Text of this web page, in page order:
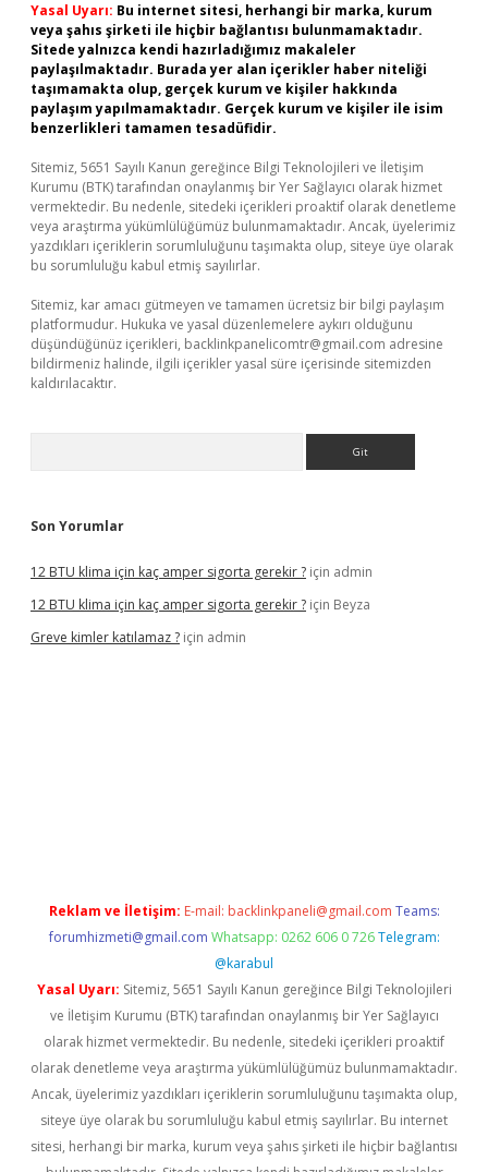
Yasal Uyarı: Bu internet sitesi, herhangi bir marka, kurum
veya şahıs şirketi ile hiçbir bağlantısı bulunmamaktadır.
Sitede yalnızca kendi hazırladığımız makaleler
paylaşılmaktadır. Burada yer alan içerikler haber niteliği
taşımamakta olup, gerçek kurum ve kişiler hakkında
paylaşım yapılmamaktadır. Gerçek kurum ve kişiler ile isim
benzerlikleri tamamen tesadüfidir.
Sitemiz, 5651 Sayılı Kanun gereğince Bilgi Teknolojileri ve İletişim
Kurumu (BTK) tarafından onaylanmış bir Yer Sağlayıcı olarak hizmet
vermektedir. Bu nedenle, sitedeki içerikleri proaktif olarak denetleme
veya araştırma yükümlülüğümüz bulunmamaktadır. Ancak, üyelerimiz
yazdıkları içeriklerin sorumluluğunu taşımakta olup, siteye üye olarak
bu sorumluluğu kabul etmiş sayılırlar.
Sitemiz, kar amacı gütmeyen ve tamamen ücretsiz bir bilgi paylaşım
platformudur. Hukuka ve yasal düzenlemelere aykırı olduğunu
düşündüğünüz içerikleri, backlinkpanelicomtr@gmail.com adresine
bildirmeniz halinde, ilgili içerikler yasal süre içerisinde sitemizden
kaldırılacaktır.
Son Yorumlar
12 BTU klima için kaç amper sigorta gerekir ? için admin
12 BTU klima için kaç amper sigorta gerekir ? için Beyza
Greve kimler katılamaz ? için admin
Reklam ve İletişim: E-mail: backlinkpaneli@gmail.com Teams:
forumhizmeti@gmail.com Whatsapp: 0262 606 0 726 Telegram:
@karabul
Yasal Uyarı: Sitemiz, 5651 Sayılı Kanun gereğince Bilgi Teknolojileri
ve İletişim Kurumu (BTK) tarafından onaylanmış bir Yer Sağlayıcı
olarak hizmet vermektedir. Bu nedenle, sitedeki içerikleri proaktif
olarak denetleme veya araştırma yükümlülüğümüz bulunmamaktadır.
Ancak, üyelerimiz yazdıkları içeriklerin sorumluluğunu taşımakta olup,
siteye üye olarak bu sorumluluğu kabul etmiş sayılırlar. Bu internet
sitesi, herhangi bir marka, kurum veya şahıs şirketi ile hiçbir bağlantısı